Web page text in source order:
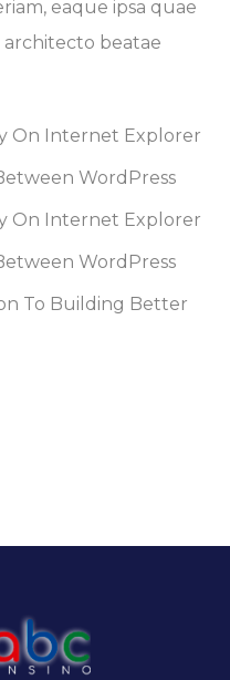
eaque ipsa quae
beatae
On Internet Explorer
WordPress
On Internet Explorer
WordPress
To Building Better